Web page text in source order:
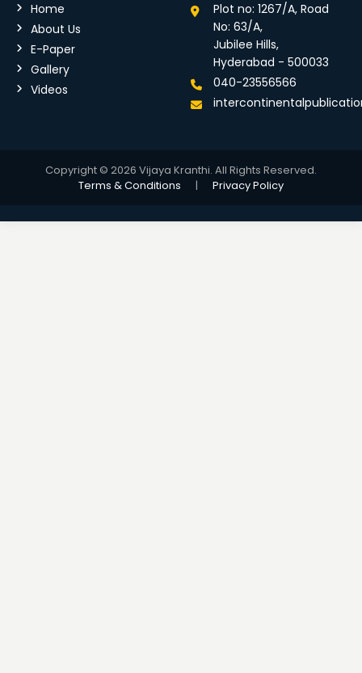
Home
About Us
E-Paper
Gallery
Videos
Plot no: 1267/A, Road
No: 63/A,
Jubilee Hills,
Hyderabad - 500033
040-23556566
Copyright © 2026 Vijaya Kranthi. All Rights Reserved.
Terms & Conditions
| Privacy Policy